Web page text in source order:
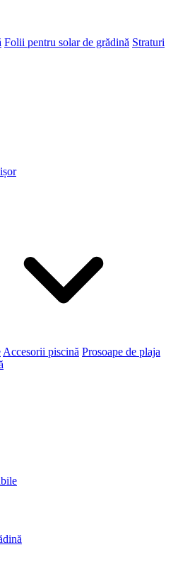
Folii pentru solar de grădină Straturi
Accesorii piscină Prosoape de plaja